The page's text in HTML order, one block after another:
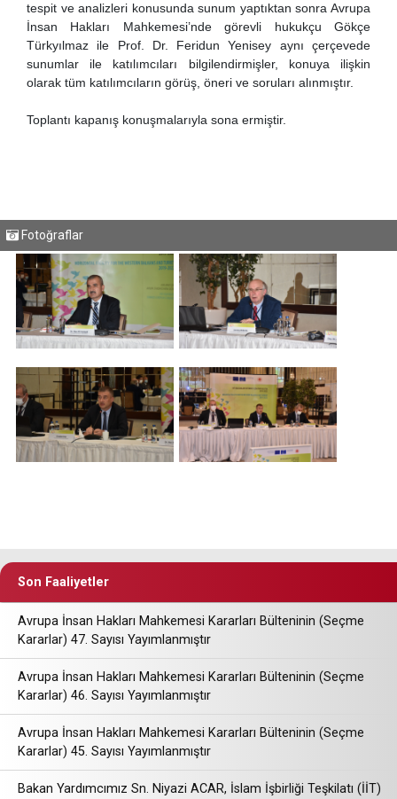
tespit ve analizleri konusunda sunum yaptıktan sonra Avrupa
İnsan Hakları Mahkemesi’nde görevli hukukçu Gökçe
Türkyılmaz ile Prof. Dr. Feridun Yenisey aynı çerçevede
sunumlar ile katılımcıları bilgilendirmişler, konuya ilişkin
olarak tüm katılımcıların görüş, öneri ve soruları alınmıştır.
Toplantı kapanış konuşmalarıyla sona ermiştir.
Fotoğraflar
Son Faaliyetler
Avrupa İnsan Hakları Mahkemesi Kararları Bülteninin (Seçme
Kararlar) 47. Sayısı Yayımlanmıştır
Avrupa İnsan Hakları Mahkemesi Kararları Bülteninin (Seçme
Kararlar) 46. Sayısı Yayımlanmıştır
Avrupa İnsan Hakları Mahkemesi Kararları Bülteninin (Seçme
Kararlar) 45. Sayısı Yayımlanmıştır
Bakan Yardımcımız Sn. Niyazi ACAR, İslam İşbirliği Teşkilatı (İİT)